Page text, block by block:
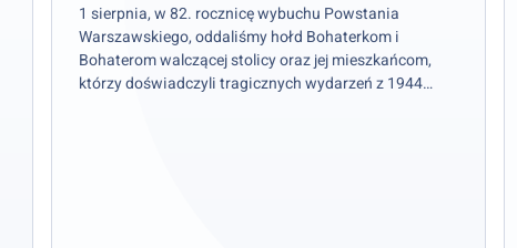
1 sierpnia, w 82. rocznicę wybuchu Powstania
Warszawskiego, oddaliśmy hołd Bohaterkom i
Bohaterom walczącej stolicy oraz jej mieszkańcom,
którzy doświadczyli tragicznych wydarzeń z 1944